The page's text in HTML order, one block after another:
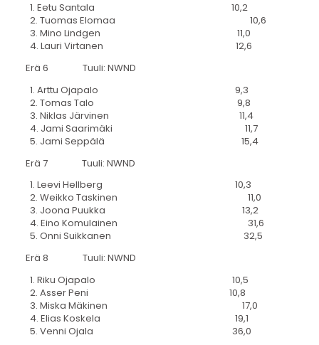
1. Eetu Santala 10,2
2. Tuomas Elomaa 10,6
3. Mino Lindgen 11,0
4. Lauri Virtanen 12,6
Erä 6 Tuuli: NWND
1. Arttu Ojapalo 9,3
2. Tomas Talo 9,8
3. Niklas Järvinen 11,4
4. Jami Saarimäki 11,7
5. Jami Seppälä 15,4
Erä 7 Tuuli: NWND
1. Leevi Hellberg 10,3
2. Weikko Taskinen 11,0
3. Joona Puukka 13,2
4. Eino Komulainen 31,6
5. Onni Suikkanen 32,5
Erä 8 Tuuli: NWND
1. Riku Ojapalo 10,5
2. Asser Peni 10,8
3. Miska Mäkinen 17,0
4. Elias Koskela 19,1
5. Venni Ojala 36,0